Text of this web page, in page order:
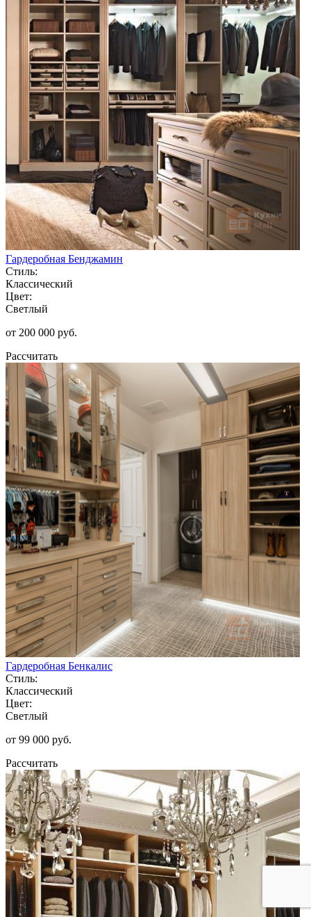
Гардеробная Бенджамин
Стиль:
Классический
Цвет:
Светлый
от 200 000 руб.
Рассчитать
Гардеробная Бенкалис
Стиль:
Классический
Цвет:
Светлый
от 99 000 руб.
Рассчитать